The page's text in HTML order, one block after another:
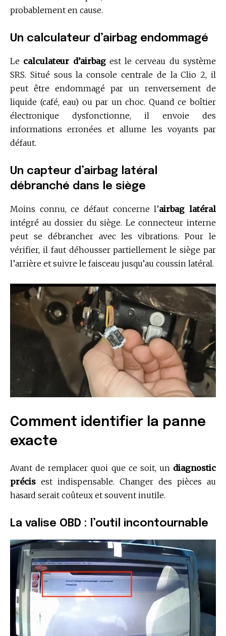
probablement en cause.
Un calculateur d’airbag endommagé
Le calculateur d’airbagest le cerveau du système
SRS. Situé sous la console centrale de la Clio 2, il
peut être endommagé par un renversement de
liquide (café, eau) ou par un choc. Quand ce boîtier
électronique dysfonctionne, il envoie des
informations erronées et allume les voyants par
défaut.
Un capteur d’airbag latéral
débranché dans le siège
Moins connu, ce défaut concerne l’airbag latéral
intégré au dossier du siège. Le connecteur interne
peut se débrancher avec les vibrations. Pour le
vérifier, il faut déhousser partiellement le siège par
l’arrière et suivre le faisceau jusqu’au coussin latéral.
Comment identifier la panne
exacte
Avant de remplacer quoi que ce soit, un diagnostic
précis est indispensable. Changer des pièces au
hasard serait coûteux et souvent inutile.
La valise OBD : l’outil incontournable